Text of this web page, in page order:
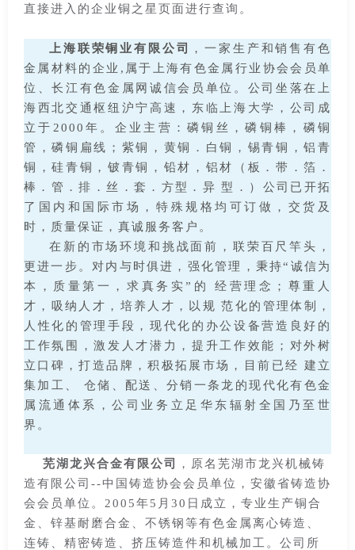
直接进入的企业铜之星页面进行查询。
上海联荣铜业有限公司
，一家生产和销售有色
金属材料的企业,属于上海有色金属行业协会会员单
位、长江有色金属网诚信会员单位。公司坐落在上
海西北交通枢纽沪宁高速，东临上海大学，公司成
立于2000年。企业主营：磷铜丝，磷铜棒，磷铜
管，磷铜扁线；紫铜，黄铜．白铜，锡青铜，铝青
铜，硅青铜，铍青铜，铅材，铝材（板．带．箔．
棒．管．排．丝．套．方型．异 型．）公司已开拓
了国内和国际市场，特殊规格均可订做，交货及
时，质量保证，真诚服务客户。
在新的市场环境和挑战面前，联荣百尺竿头，
更进一步。对内与时俱进，强化管理，秉持“诚信为
本，质量第一，求真务实”的 经营理念；尊重人
才，吸纳人才，培养人才，以规 范化的管理体制，
人性化的管理手段，现代化的办公设备营造良好的
工作氛围，激发人才潜力，提升工作效能；对外树
立口碑，打造品牌，积极拓展市场，目前已经 建立
集加工、 仓储、配送、分销一条龙的现代化有色金
属流通体系，公司业务立足华东辐射全国乃至世
界。
芜湖龙兴合金有限公司
，原名芜湖市龙兴机械铸
造有限公司--中国铸造协会会员单位，安徽省铸造协
会会员单位。2005年5月30日成立，专业生产铜合
金、锌基耐磨合金、不锈钢等有色金属离心铸造、
连铸、精密铸造、挤压铸造件和机械加工。公司所